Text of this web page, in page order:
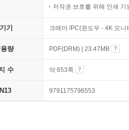
저작권 보호를 위해 인쇄 기
기 크레마 /PC(윈도우 - 4K 모
량 PDF(DRM) | 23.47MB
수 약 653쪽
9791175796553